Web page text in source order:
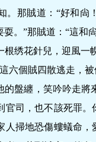
。那賊道：“好和尙
。”那賊道：“這
根绣花針兒，迎風一
六個賊四散逃走，
的盤纏，笑吟吟走將
官司，也不該死罪
人掃地恐傷螻蟻命